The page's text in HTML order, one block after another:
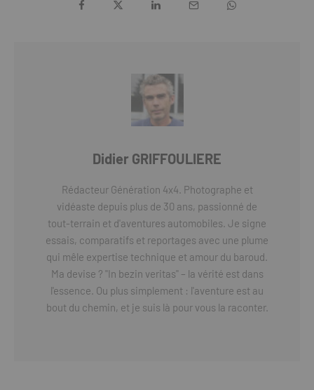
Didier GRIFFOULIERE
Rédacteur Génération 4x4. Photographe et
vidéaste depuis plus de 30 ans, passionné de
tout-terrain et d'aventures automobiles. Je signe
essais, comparatifs et reportages avec une plume
qui mêle expertise technique et amour du baroud.
Ma devise ? "In bezin veritas" – la vérité est dans
l'essence. Ou plus simplement : l'aventure est au
bout du chemin, et je suis là pour vous la raconter.